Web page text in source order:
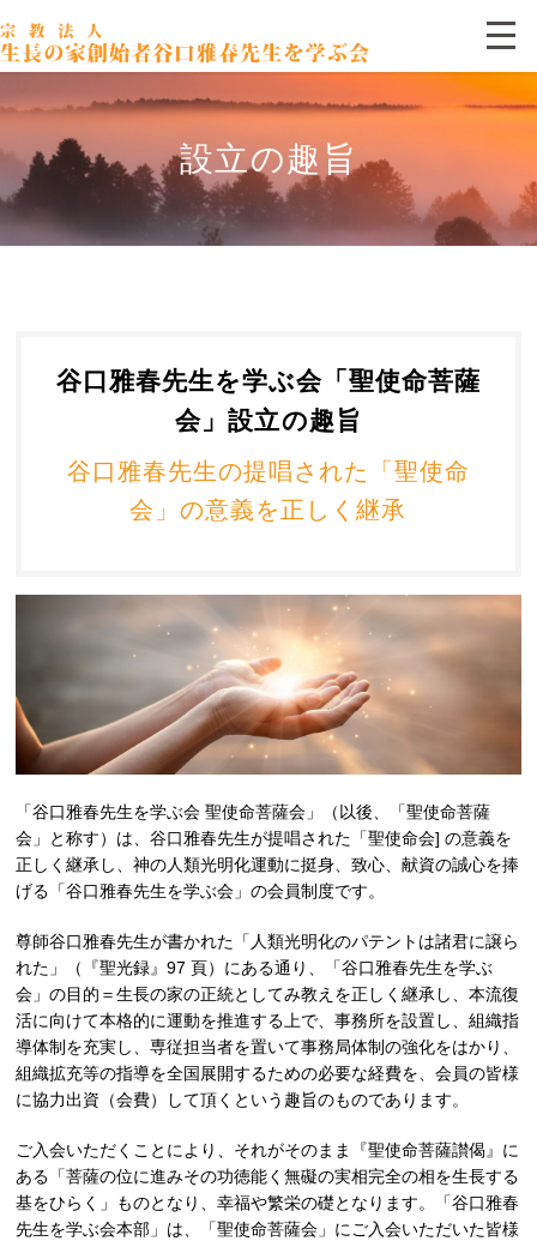
設立の趣旨
谷口雅春先生を学ぶ会「聖使命菩薩
会」設立の趣旨
谷口雅春先生の提唱された「聖使命
会」の意義を正しく継承
「谷口雅春先生を学ぶ会 聖使命菩薩会」（以後、「聖使命菩薩
会」と称す）は、谷口雅春先生が提唱された「聖使命会] の意義を
正しく継承し、神の人類光明化運動に挺身、致心、献資の誠心を捧
げる「谷口雅春先生を学ぶ会」の会員制度です。
尊師谷口雅春先生が書かれた「人類光明化のパテントは諸君に譲ら
れた」（『聖光録』97 頁）にある通り、「谷口雅春先生を学ぶ
会」の目的＝生長の家の正統としてみ教えを正しく継承し、本流復
活に向けて本格的に運動を推進する上で、事務所を設置し、組織指
導体制を充実し、専従担当者を置いて事務局体制の強化をはかり、
組織拡充等の指導を全国展開するための必要な経費を、会員の皆様
に協力出資（会費）して頂くという趣旨のものであります。
ご入会いただくことにより、それがそのまま『聖使命菩薩讃偈』に
ある「菩薩の位に進みその功徳能く無礙の実相完全の相を生長する
基をひらく」ものとなり、幸福や繁栄の礎となります。「谷口雅春
先生を学ぶ会本部」は、「聖使命菩薩会」にご入会いただいた皆様